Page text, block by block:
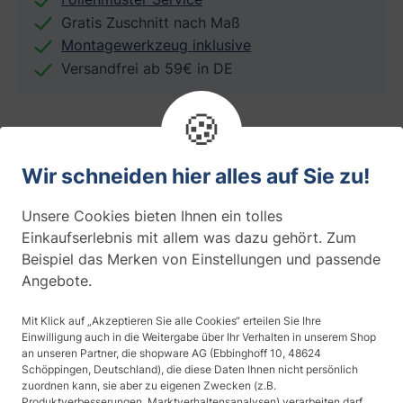
Gratis Zuschnitt nach Maß
Montagewerkzeug inklusive
Versandfrei ab 59€ in DE
Folieneigenschaften
Anwendung
Glastür
Thema
Modern
Design
🍪
Wir schneiden hier alles auf Sie zu!
Unsere Cookies bieten Ihnen ein tolles
Einkaufserlebnis mit allem was dazu gehört. Zum
Beispiel das Merken von Einstellungen und passende
Angebote.
Mit Klick auf „Akzeptieren Sie alle Cookies“ erteilen Sie Ihre
Einwilligung auch in die Weitergabe über Ihr Verhalten in unserem Shop
an unseren Partner, die shopware AG (Ebbinghoff 10, 48624
Schöppingen, Deutschland), die diese Daten Ihnen nicht persönlich
zuordnen kann, sie aber zu eigenen Zwecken (z.B.